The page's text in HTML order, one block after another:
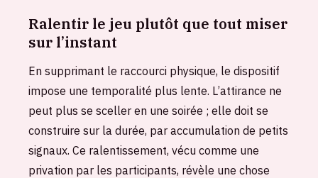
Ralentir le jeu plutôt que tout miser
sur l’instant
En supprimant le raccourci physique, le dispositif
impose une temporalité plus lente. L’attirance ne
peut plus se sceller en une soirée ; elle doit se
construire sur la durée, par accumulation de petits
signaux. Ce ralentissement, vécu comme une
privation par les participants, révèle une chose